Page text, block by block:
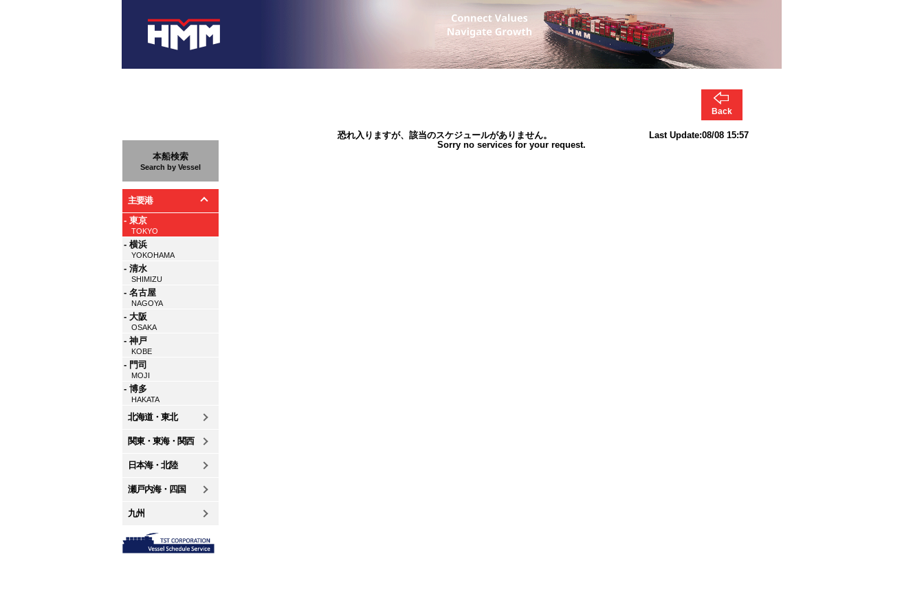
本船検索
Search by Vessel
主要港
- 東京
TOKYO
- 横浜
YOKOHAMA
- 清水
SHIMIZU
- 名古屋
NAGOYA
- 大阪
OSAKA
- 神戸
KOBE
- 門司
MOJI
- 博多
HAKATA
北海道・東北
関東・東海・関西
日本海・北陸
瀬戸内海・四国
九州
Back
Last Update:08/08 15:57
恐れ入りますが、該当のスケジュールがありません。
Sorry no services for your request.